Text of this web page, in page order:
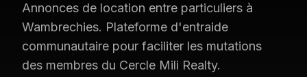
Annonces de location entre particuliers à
Wambrechies. Plateforme d'entraide
communautaire pour faciliter les mutations
des membres du Cercle Mili Realty.